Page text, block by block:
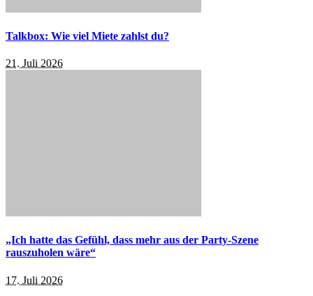
Talkbox: Wie viel Miete zahlst du?
21. Juli 2026
„Ich hatte das Gefühl, dass mehr aus der Party-Szene
rauszuholen wäre“
17. Juli 2026